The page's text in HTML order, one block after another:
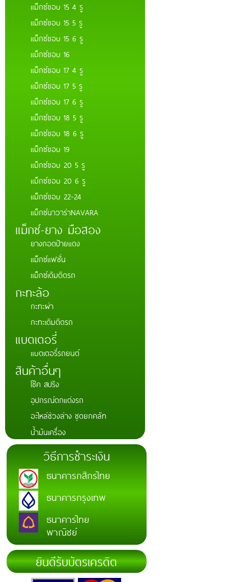
แม็กซ์ขอบ 15 4 รู
แม็กซ์ขอบ 15 5 รู
แม็กซ์ขอบ 15 6 รู
แม็กซ์ขอบ 16
แม็กซ์ขอบ 17 4 รู
แม็กซ์ขอบ 17 5 รู
แม็กซ์ขอบ 17 6 รู
แม็กซ์ขอบ 18 5 รู
แม็กซ์ขอบ 18 6 รู
แม็กซ์ขอบ 19
แม็กซ์ขอบ 20 5 รู
แม็กซ์ขอบ 20 6 รู
แม็กซ์ขอบ 22-24
แม็กซ์นาวาร่าNAVARA
แม็กซ์-ยาง มือสอง
ยางถอดป้ายแดง
แม็กซ์แฟชั่น
แม็กซ์เดิมติดรถ
กะทะล้อ
กะทะผ่า
กะทะเดิมติดรถ
แบตเตอรี่่
แบตเตอรี่รถยนต์
สินค้าอื่นๆ
โช๊ค สปริง
อุปกรณ์ตกแต่งรถ
อะไหล่ช่วงล่าง ชุดยกคลัท
น้ำมันเครื่อง
วิธีการชำระเงิน
ธนาคารกสิกรไทย
ธนาคารกรุงเทพ
ธนาคารไทย
พาณิชย์
ยินดีรับบัตรเครดิต